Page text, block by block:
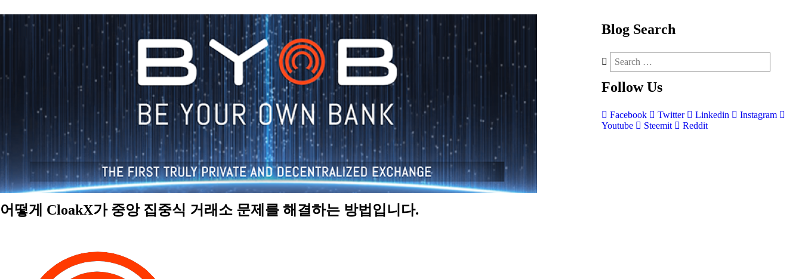
어떻게 CloakX가 중앙 집중식 거래소 문제를 해결하는 방법입니다.
Blog Search
Follow Us
Facebook Twitter Linkedin
Instagram
Youtube
Steemit Reddit